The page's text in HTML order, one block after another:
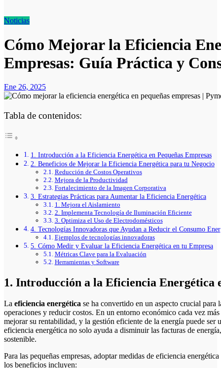
Noticias
Cómo Mejorar la Eficiencia
Empresas: Guía Práctica y
Ene 26, 2025
Tabla de contenidos:
1. Introducción a la Eficiencia Energética en Pequeñas Empresas
2. Beneficios de Mejorar la Eficiencia Energética para tu Negocio
Reducción de Costos Operativos
Mejora de la Productividad
Fortalecimiento de la Imagen Corporativa
3. Estrategias Prácticas para Aumentar la Eficiencia Energética
1. Mejora el Aislamiento
2. Implementa Tecnología de Iluminación Eficiente
3. Optimiza el Uso de Electrodomésticos
4. Tecnologías Innovadoras que Ayudan a Reducir el Consumo
Ejemplos de tecnologías innovadoras
5. Cómo Medir y Evaluar la Eficiencia Energética en tu Empresa
Métricas Clave para la Evaluación
Herramientas y Software
1. Introducción a la Eficiencia Energética
La eficiencia energética se ha convertido en un aspecto crucial para
operaciones y reducir costos. En un entorno económico cada vez
mejorar su rentabilidad, y la gestión eficiente de la energía puede ser
eficiencia energética no solo ayuda a disminuir las facturas de
sostenible.
Para las pequeñas empresas, adoptar medidas de eficiencia
los beneficios incluyen: